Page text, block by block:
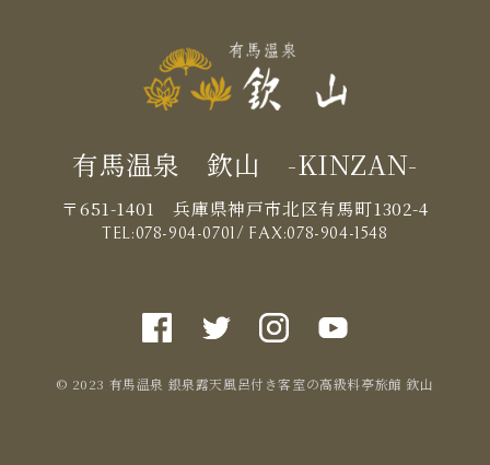
有馬温泉 欽山 -KINZAN-
〒651-1401 兵庫県神戸市北区有馬町1302-4
TEL:078-904-0701/ FAX:078-904-1548
© 2023 有馬温泉 銀泉露天風呂付き客室の高級料亭旅館 欽山